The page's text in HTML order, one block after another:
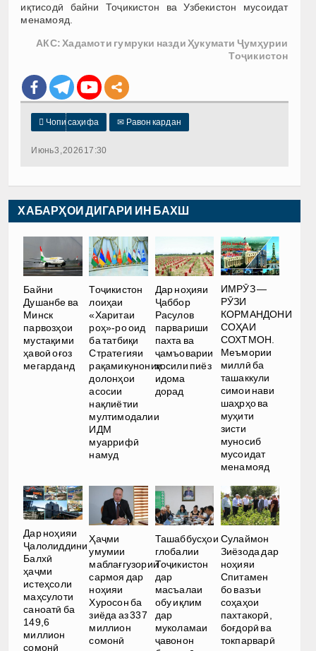
иқтисодӣ байни Тоҷикистон ва Узбекистон мусоидат
менамояд.
АКС: Хадамоти гумруки назди Ҳукумати Ҷумҳурии
Тоҷикистон
 Чопи саҳифа ✉ Равон кардан
Июнь 3, 2026 17:30
ХАБАРҲОИ ДИГАРИ ИН БАХШ
Байни
Душанбе ва
Минск
парвозҳои
мустақими
ҳавоӣ оғоз
мегарданд
Тоҷикистон
лоиҳаи
«Харитаи
роҳ»-ро оид
ба татбиқи
Стратегияи
рақамикунонии
долонҳои
асосии
нақлиётии
мултимодалии
ИДМ
муаррифӣ
намуд
Дар ноҳияи
Ҷаббор
Расулов
парвариши
пахта ва
ҷамъоварии
ҳосили пиёз
идома
дорад
ИМРӮЗ —
РӮЗИ
КОРМАНДОНИ
СОҲАИ
СОХТМОН.
Меъмории
миллӣ ба
ташаккули
симои нави
шаҳрҳо ва
муҳити
зисти
муносиб
мусоидат
менамояд
Дар ноҳияи
Ҷалолиддини
Балхӣ
ҳаҷми
истеҳсоли
маҳсулоти
саноатӣ ба
149,6
миллион
сомонӣ
Ҳаҷми
умумии
маблағгузории
сармоя дар
ноҳияи
Хуросон ба
зиёда аз 337
миллион
сомонӣ
Ташаббусҳои
глобалии
Тоҷикистон
дар
масъалаи
обу иқлим
дар
муколамаи
ҷавонон
Сулаймон
Зиёзода дар
ноҳияи
Спитамен
бо вазъи
соҳаҳои
пахтакорӣ,
боғдорӣ ва
токпарварӣ